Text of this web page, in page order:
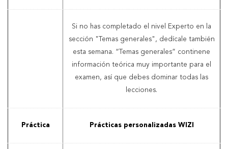
Si no has completado el nivel Experto en la
sección "Temas generales", dedícale también
esta semana. “Temas generales” continene
información teórica muy importante para el
examen, así que debes dominar todas las
lecciones.
Práctica Prácticas personalizadas WIZI